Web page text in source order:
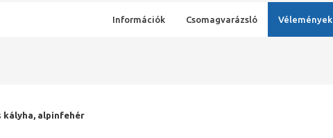
Információk Csomagvarázsló Vélemények
kályha, alpinfehér